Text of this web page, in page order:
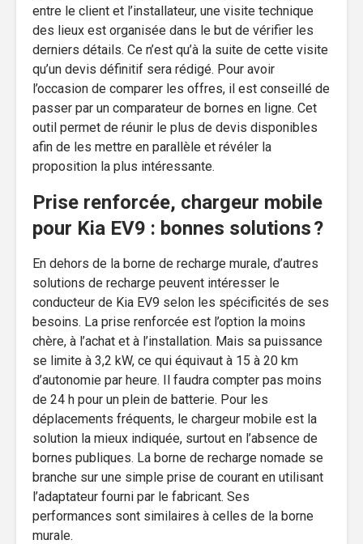
entre le client et l’installateur, une visite technique
des lieux est organisée dans le but de vérifier les
derniers détails. Ce n’est qu’à la suite de cette visite
qu’un devis définitif sera rédigé. Pour avoir
l’occasion de comparer les offres, il est conseillé de
passer par un comparateur de bornes en ligne. Cet
outil permet de réunir le plus de devis disponibles
afin de les mettre en parallèle et révéler la
proposition la plus intéressante.
Prise renforcée, chargeur mobile
pour Kia EV9 : bonnes solutions ?
En dehors de la borne de recharge murale, d’autres
solutions de recharge peuvent intéresser le
conducteur de Kia EV9 selon les spécificités de ses
besoins. La prise renforcée est l’option la moins
chère, à l’achat et à l’installation. Mais sa puissance
se limite à 3,2 kW, ce qui équivaut à 15 à 20 km
d’autonomie par heure. Il faudra compter pas moins
de 24 h pour un plein de batterie. Pour les
déplacements fréquents, le chargeur mobile est la
solution la mieux indiquée, surtout en l’absence de
bornes publiques. La borne de recharge nomade se
branche sur une simple prise de courant en utilisant
l’adaptateur fourni par le fabricant. Ses
performances sont similaires à celles de la borne
murale.